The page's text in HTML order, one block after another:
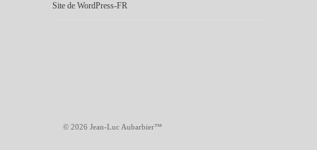
Site de WordPress-FR
© 2026 Jean-Luc Aubarbier™